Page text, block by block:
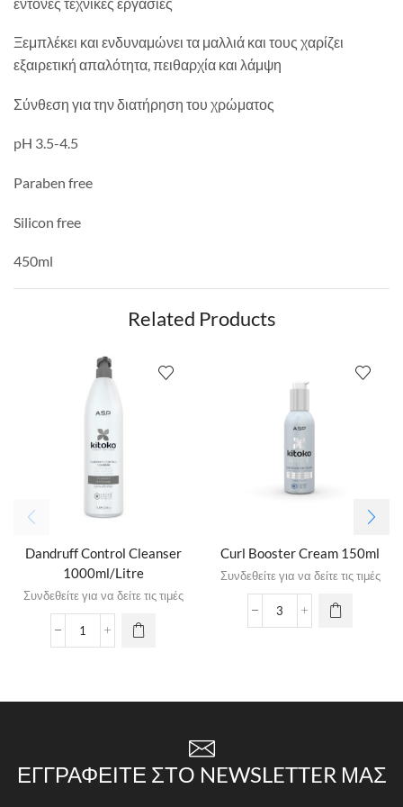
Ξεμπλέκει και ενδυναμώνει τα μαλλιά και τους χαρίζει
εξαιρετική απαλότητα, πειθαρχία και λάμψη
Σύνθεση για την διατήρηση του χρώματος
pH 3.5-4.5
Paraben free
Silicon free
450ml
Related Products
Dandruff Control Cleanser
1000ml/Litre
Συνδεθείτε για να δείτε τις τιμές
Curl Booster Cream 150ml
Συνδεθείτε για να δείτε τις τιμές
ΕΓΓΡΑΦΕΊΤΕ ΣΤΟ NEWSLETTER ΜΑΣ